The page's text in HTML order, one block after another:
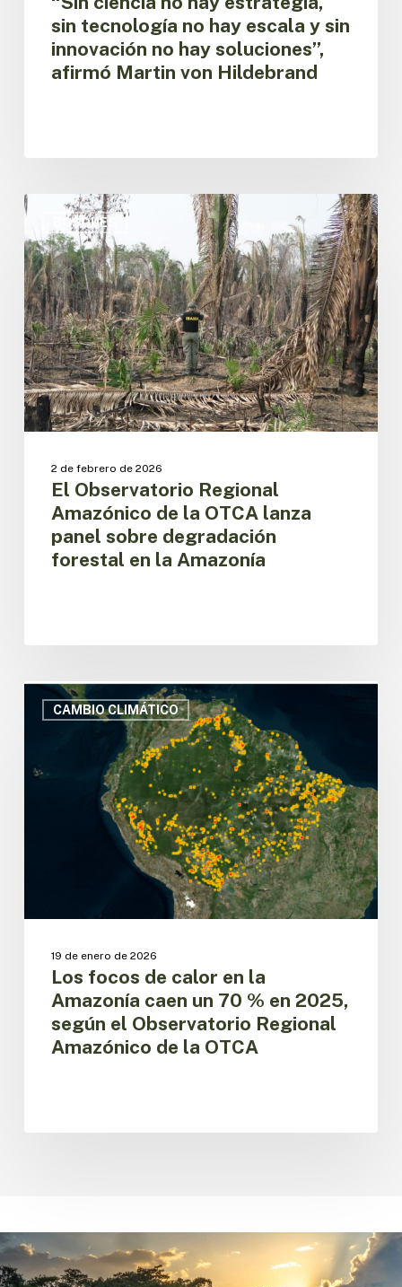
soluciones”,
afirmó
Martin
sin tecnología no hay escala y sin
innovación no hay soluciones”,
afirmó Martin von Hildebrand
BOSQUES
El
Observatorio
Regional
Amazónico
de
la
OTCA
lanza
panel
sobre
degradación
forestal
Amazonía
2 de febrero de 2026
El Observatorio Regional
Amazónico de la OTCA lanza
panel sobre degradación
forestal en la Amazonía
CAMBIO CLIMÁTICO
Los
focos
en
Observatorio
Regional
Amazónico
19 de enero de 2026
Los focos de calor en la
Amazonía caen un 70 % en 2025,
según el Observatorio Regional
Amazónico de la OTCA